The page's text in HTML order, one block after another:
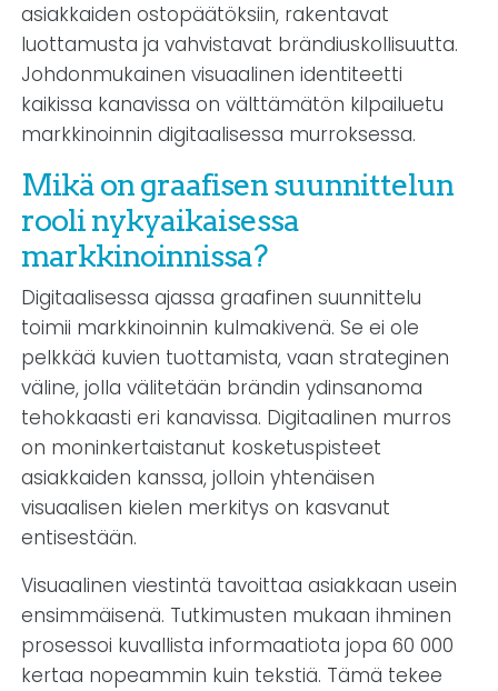
asiakkaiden ostopäätöksiin, rakentavat
luottamusta ja vahvistavat brändiuskollisuutta.
Johdonmukainen visuaalinen identiteetti
kaikissa kanavissa on välttämätön kilpailuetu
markkinoinnin digitaalisessa murroksessa.
Mikä on graafisen suunnittelun
rooli nykyaikaisessa
markkinoinnissa?
Digitaalisessa ajassa graafinen suunnittelu
toimii markkinoinnin kulmakivenä. Se ei ole
pelkkää kuvien tuottamista, vaan strateginen
väline, jolla välitetään brändin ydinsanoma
tehokkaasti eri kanavissa. Digitaalinen murros
on moninkertaistanut kosketuspisteet
asiakkaiden kanssa, jolloin yhtenäisen
visuaalisen kielen merkitys on kasvanut
entisestään.
Visuaalinen viestintä tavoittaa asiakkaan usein
ensimmäisenä. Tutkimusten mukaan ihminen
prosessoi kuvallista informaatiota jopa 60 000
kertaa nopeammin kuin tekstiä. Tämä tekee